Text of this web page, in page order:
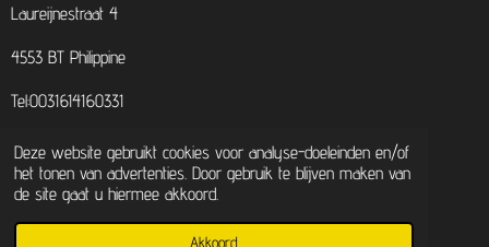
Deze website gebruikt cookies voor analyse-doeleinden en/of
het tonen van advertenties. Door gebruik te blijven maken van
de site gaat u hiermee akkoord.
Akkoord
Laureijnestraat 4
4553 BT Philippine
Tel:0031614160331
Email: info@onbezorgdthuis.nl
Kvk: 83013180